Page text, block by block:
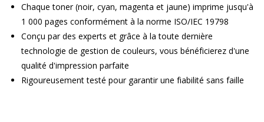
Chaque toner (noir, cyan, magenta et jaune) imprime jusqu'à
1 000 pages conformément à la norme ISO/IEC 19798
Conçu par des experts et grâce à la toute dernière
technologie de gestion de couleurs, vous bénéficierez d'une
qualité d'impression parfaite
Rigoureusement testé pour garantir une fiabilité sans faille